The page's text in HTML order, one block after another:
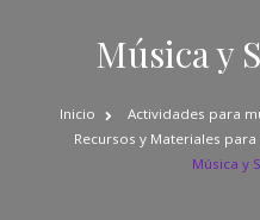
Música y
Inicio Actividades para
Recursos y Materiales
Música y